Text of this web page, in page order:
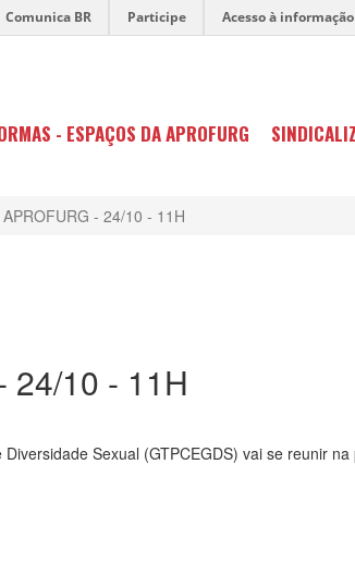
Comunica BR Participe Acesso à informação
- ESPAÇOS DA APROFURG
- 24/10 - 11H
24/10 - 11H
Sexual (GTPCEGDS) vai se reunir